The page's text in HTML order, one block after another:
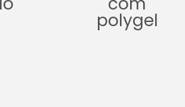
polygel